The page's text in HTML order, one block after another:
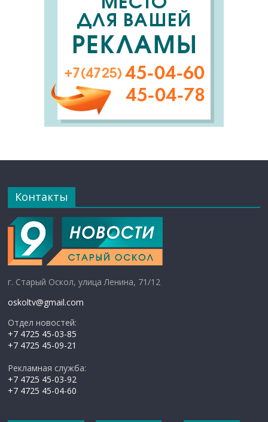
Контакты
г. Старый Оскол, улица Ленина, 71/12
oskoltv@gmail.com
Отдел новостей:
+7 4725 45-03-85
+7 4725 45-09-21
Рекламная служба:
+7 4725 45-03-92
+7 4725 45-04-60